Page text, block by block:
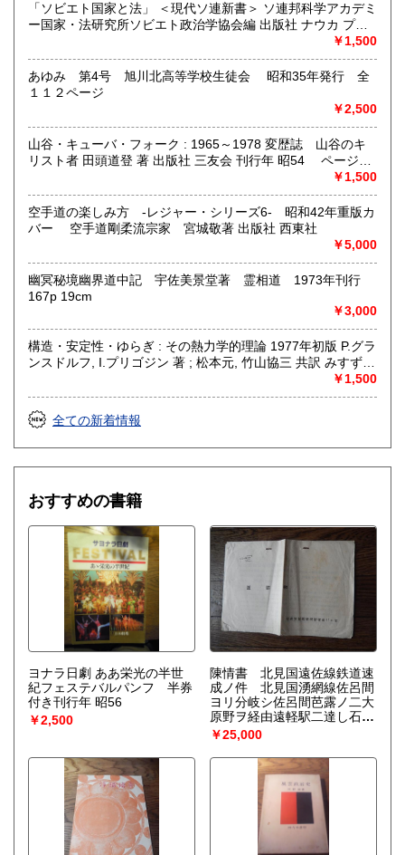
「ソビエト国家と法」 ＜現代ソ連新書＞ ソ連邦科学アカデミ
ー国家・法研究所ソビエト政治学協会編 出版社 ナウカ プロ
￥1,500
あゆみ 第4号 旭川北高等学校生徒会 昭和35年発行 全
１１２ページ
￥2,500
山谷・キューバ・フォーク : 1965～1978 変歴誌 山谷のキ
リスト者 田頭道登 著 出版社 三友会 刊行年 昭54 ページ数
￥1,500
空手道の楽しみ方 -レジャー・シリーズ6- 昭和42年重版カ
バー 空手道剛柔流宗家 宮城敬著 出版社 西東社
￥5,000
幽冥秘境幽界道中記 宇佐美景堂著 霊相道 1973年刊行
167p 19cm
￥3,000
構造・安定性・ゆらぎ : その熱力学的理論 1977年初版 P.グラ
ンスドルフ, I.プリゴジン 著 ; 松本元, 竹山協三 共訳 みすず書
房〈熱力学の方法を、平衡はもとより非線形性や不安定性を
も含むあらゆる現象へ拡張できないであろうか？ ……新し
い「構造」は常に不安定性の結果として出現する。すなわち
それはゆらぎから生じるものである。ふつうはゆらぎが生じ
びつけ、ゆらぎの巨視的理論を包含する一般化された熱力学
を作り上げなくてはならない。〉散逸構造の理論で、1977
年、ノーベル化学賞を受賞したプリゴジンの、グランスドル
フとの共著による初期の著作。開放系に現れる構造の問題
を、非平衡熱力学の立場から、物理学、化学、生物学につい
て、統一的な観点からの説明を試みる。
￥1,500
全ての新着情報
おすすめの書籍
ヨナラ日劇 ああ栄光の半世
紀フェステバルパンフ 半券
付き刊行年 昭56
￥2,500
陳情書 北見国遠佐線鉄道速
成ノ件 北見国湧網線佐呂間
ヨリ分岐シ佐呂間芭露ノ二大
原野ヲ経由遠軽駅二達し石北
線鉄道二接続スル遠佐線ヲ速
に施設セラル様御配慮を賜り
度左二理由ヲ具シテ御清鑑ヲ
奉迎候 昭和8年紋別郡遠軽
村長 国上国太郎 紋別郡下
湧別村芭露原野 島田和三
郎 常路郡佐呂間村 宮前甚
吉宛 帝国鉄道協会会員
殿 北海道紋別郡遠軽村外二
￥25,000